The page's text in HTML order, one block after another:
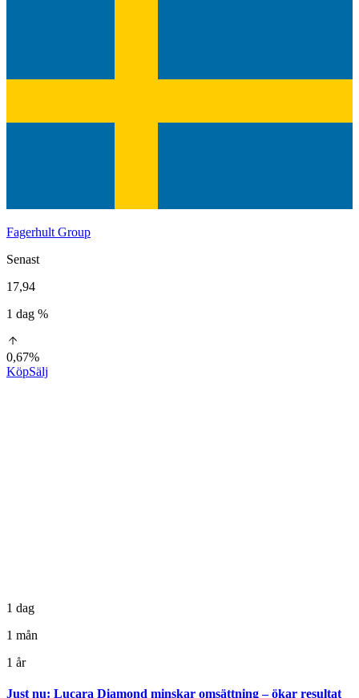
Fagerhult Group
Senast
17,94
1 dag %
0,67%
KöpSälj
1 dag
1 mån
1 år
Just nu: Lucara Diamond minskar omsättning – ökar resultat